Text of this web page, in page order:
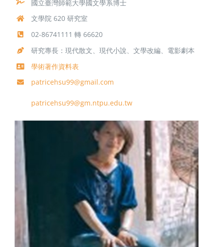
國立臺灣師範大學國文學系博士
文學院 620 研究室
02-86741111 轉 66620
研究專長：現代散文、現代小說、文學改編、電影劇本
學術著作資料表
patricehsu99@gmail.com
patricehsu99@gm.ntpu.edu.tw